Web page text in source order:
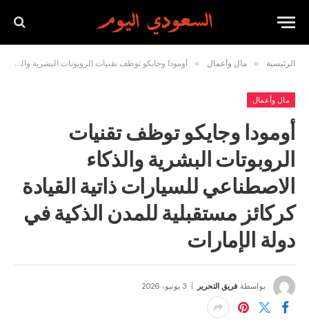
الرئيسية » مال وأعمال » أومودا وجايكو توظف تقنيات الروبوتات البشرية والذكاء الاصطناعي للسيارات ذاتية القيادة كركائز مستقبلية للمدن الذكية في دولة الإمارات
مال وأعمال
أومودا وجايكو توظف تقنيات
الروبوتات البشرية والذكاء
الاصطناعي للسيارات ذاتية القيادة
كركائز مستقبلية للمدن الذكية في
دولة الإمارات
بواسطة فريق التحرير 3 يونيو، 2026